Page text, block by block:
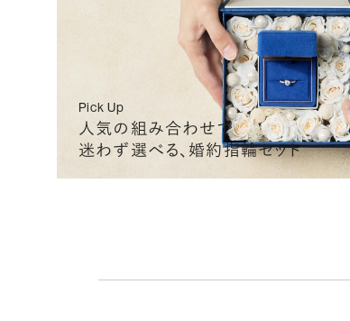
Pick Up
人気の組み合わせで
迷わず選べる、婚約指輪セット